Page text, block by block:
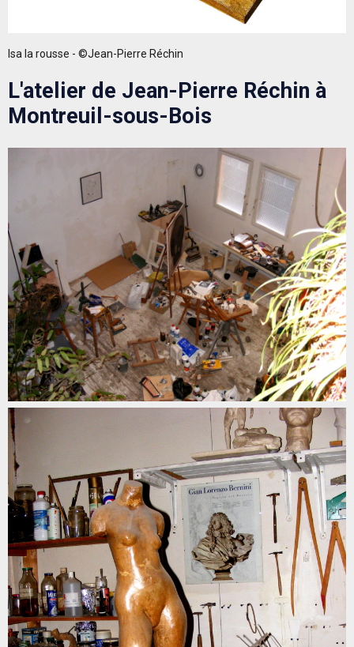
Isa la rousse - ©Jean-Pierre Réchin
L'atelier de Jean-Pierre Réchin à
Montreuil-sous-Bois